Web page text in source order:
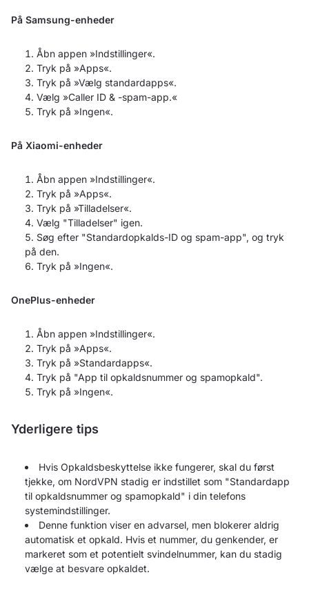
På Samsung-enheder
Åbn appen »Indstillinger«.
Tryk på »Apps«.
Tryk på »Vælg standardapps«.
Vælg »Caller ID & -spam-app.«
Tryk på »Ingen«.
På Xiaomi-enheder
Åbn appen »Indstillinger«.
Tryk på »Apps«.
Tryk på »Tilladelser«.
Vælg "Tilladelser" igen.
Søg efter "Standardopkalds-ID og spam-app", og tryk
på den.
Tryk på »Ingen«.
OnePlus-enheder
Åbn appen »Indstillinger«.
Tryk på »Apps«.
Tryk på »Standardapps«.
Tryk på "App til opkaldsnummer og spamopkald".
Tryk på »Ingen«.
Yderligere tips
Hvis Opkaldsbeskyttelse ikke fungerer, skal du først
tjekke, om NordVPN stadig er indstillet som "Standardapp
til opkaldsnummer og spamopkald" i din telefons
systemindstillinger.
Denne funktion viser en advarsel, men blokerer aldrig
automatisk et opkald. Hvis et nummer, du genkender, er
markeret som et potentielt svindelnummer, kan du stadig
vælge at besvare opkaldet.